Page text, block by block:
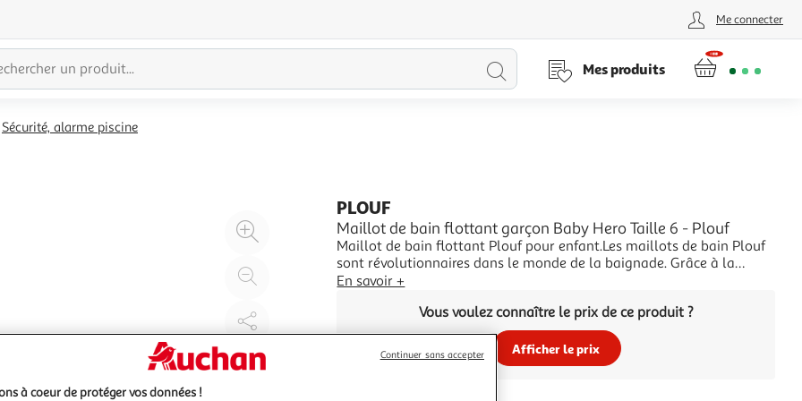
Me connecter
Lancer
Mes produits
Sécurité, alarme piscine
Agrandir
l'illustration
100
%
le
produit
PLOUF
Maillot de bain flottant garçon Baby Hero Taille 6 - Plouf
Maillot de bain flottant Plouf pour enfant.Les maillots de bain Plouf
sont révolutionnaires dans le monde de la baignade. Grâce à la
technologie FibreAir qui renferme 97 % d'air dans ses particules, le
l'horizontale dans l'eau. Ce tissu imper
En savoir +
Vous voulez connaître le prix de ce produit ?
Afficher le prix
à coeur de protéger vos données !
Continuer sans accepter